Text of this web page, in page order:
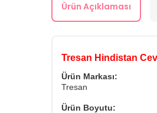
Ürün Açıklaması
Tresan Hindistan
Ürün Markası:
Tresan
Ürün Boyutu: